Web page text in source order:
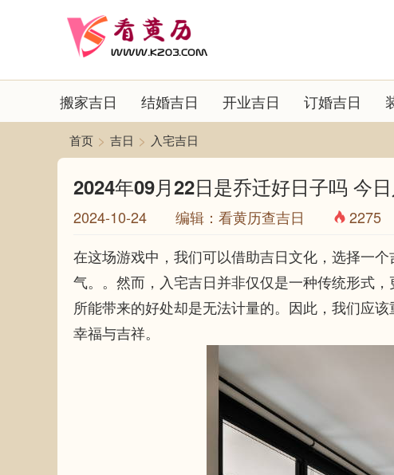
搬家吉日 结婚吉日 开业吉日 订婚吉日
首页 > 吉日 > 入宅吉日
2024年09月22日是乔迁好日子吗 今
2024-10-24 编辑：看黄历查吉日
2275
在这场游戏中，我们可以借助吉日文化，选择一
气。。然而，入宅吉日并非仅仅是一种传统形式
所能带来的好处却是无法计量的。因此，我们应
幸福与吉祥。